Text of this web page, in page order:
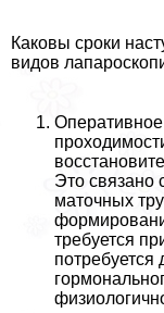
Каковы сроки
видов
Это связано
маточных
требуется
потребуется